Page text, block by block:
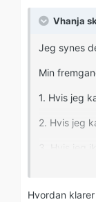
Vhanja
Jeg synes
Min
1. Hvis jeg
2. Hvis jeg
3. Hvis jeg
Hvordan